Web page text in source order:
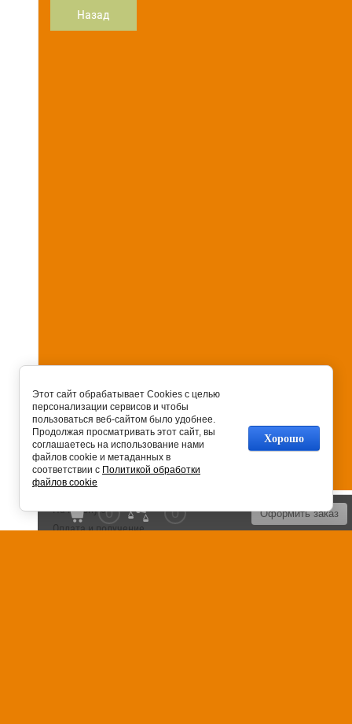
Назад
Оформить заказ
0 0
На главную
Оплата и получение
Этот сайт обрабатывает Cookies с целью
персонализации сервисов и чтобы
пользоваться веб-сайтом было удобнее.
Продолжая просматривать этот сайт, вы
соглашаетесь на использование нами
файлов cookie и метаданных в
соответствии с Политикой обработки
файлов cookie
Хорошо